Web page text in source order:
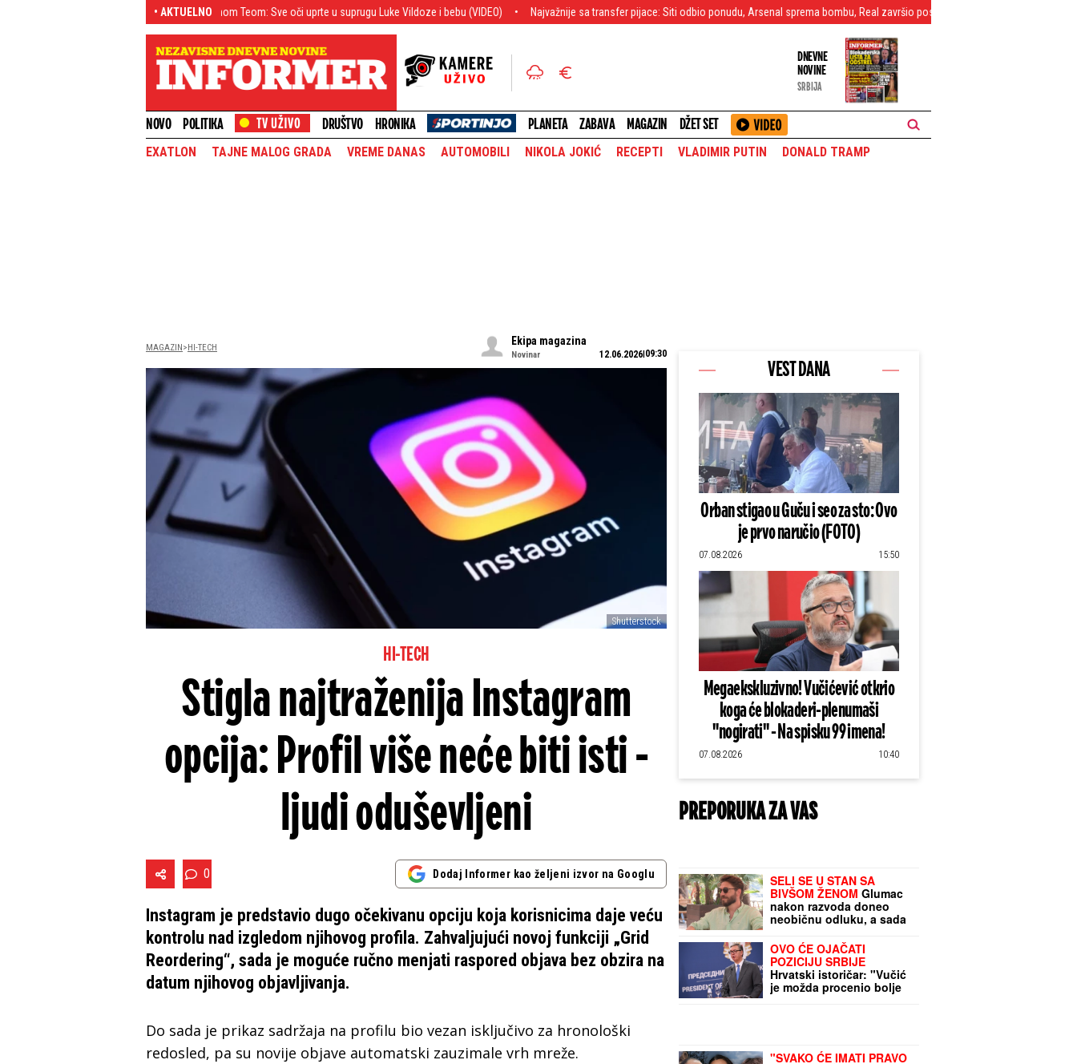
• AKTUELNO
Milica prvi put u Beogradu sa sinom Teom: Sve oči uprte u suprugu Luke Vildoze i bebu (VIDEO) Najvažnije sa transfer pijace: Siti odbio ponudu, Arsenal sprema bombu, Real završio posao? "Sportinjo" dočekao Vildozu na
DNEVNE
NOVINE
SRBIJA
NOVO POLITIKA DRUŠTVO HRONIKA PLANETA ZABAVA MAGAZIN DŽET SET
EXATLON TAJNE MALOG GRADA VREME DANAS AUTOMOBILI NIKOLA JOKIĆ RECEPTI VLADIMIR PUTIN DONALD TRAMP
MAGAZIN HI-TECH
Ekipa magazina
Novinar 12.06.2026 09:30
Shutterstock
HI-TECH
Stigla najtraženija Instagram
opcija: Profil više neće biti isti -
ljudi oduševljeni
0 Dodaj Informer kao željeni izvor na Googlu
Instagram je predstavio dugo očekivanu opciju koja korisnicima daje veću
kontrolu nad izgledom njihovog profila. Zahvaljujući novoj funkciji „Grid
Reordering“, sada je moguće ručno menjati raspored objava bez obzira na
datum njihovog objavljivanja.
Do sada je prikaz sadržaja na profilu bio vezan isključivo za hronološki
redosled, pa su novije objave automatski zauzimale vrh mreže.
VEST DANA
Orban stigao u Guču i seo za sto: Ovo
je prvo naručio (FOTO)
07.08.2026 15:50
Megaekskluzivno! Vučićević otkrio
koga će blokaderi-plenumaši
"nogirati" - Na spisku 99 imena!
07.08.2026 10:40
PREPORUKA ZA VAS
SELI SE U STAN SA
BIVŠOM ŽENOM Glumac
nakon razvoda doneo
neobičnu odluku, a sada
renovacije:
"Nadgledanje"
OVO ĆE OJAČATI
POZICIJU SRBIJE
Hrvatski istoričar: "Vučić
je možda procenio bolje
"SVAKO ĆE IMATI PRAVO